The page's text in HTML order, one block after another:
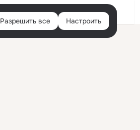
Войти
Разрешить все Настроить